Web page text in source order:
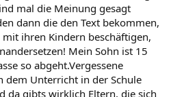
mal die Meinung gesagt
dann die den Text bekommen,
ihren Kindern beschäftigen,
Mein Sohn ist 15
so abgeht.Vergessene
dem Unterricht in der Schule
da gibts wirklich Eltern, die sich